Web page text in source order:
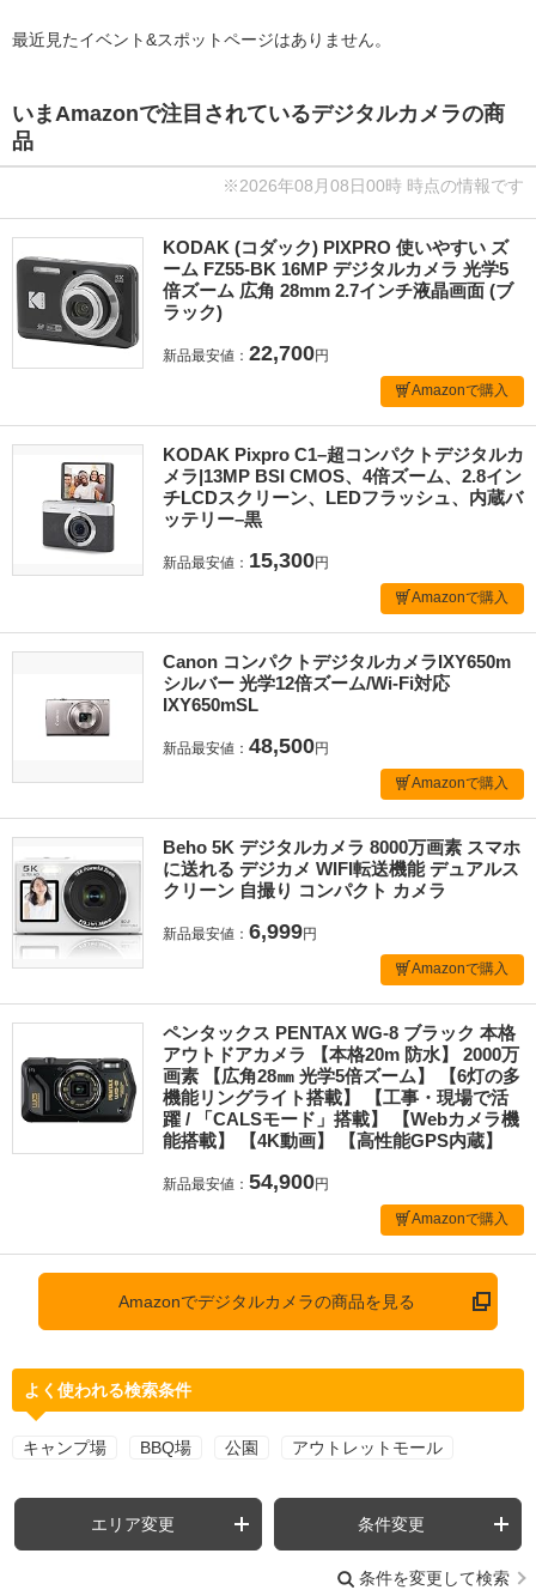
最近見たイベント&スポットページはありません。
いまAmazonで注目されているデジタルカメラの商
品
※2026年08月08日00時 時点の情報です
KODAK (コダック) PIXPRO 使いやすい ズ
ーム FZ55-BK 16MP デジタルカメラ 光学5
倍ズーム 広角 28mm 2.7インチ液晶画面 (ブ
ラック)
新品最安値： 22,700円
Amazonで購入
KODAK Pixpro C1–超コンパクトデジタルカ
メラ|13MP BSI CMOS、4倍ズーム、2.8イン
チLCDスクリーン、LEDフラッシュ、内蔵バ
ッテリー–黒
新品最安値： 15,300円
Amazonで購入
Canon コンパクトデジタルカメラIXY650m
シルバー 光学12倍ズーム/Wi-Fi対応
IXY650mSL
新品最安値： 48,500円
Amazonで購入
Beho 5K デジタルカメラ 8000万画素 スマホ
に送れる デジカメ WIFI転送機能 デュアルス
クリーン 自撮り コンパクト カメラ
新品最安値： 6,999円
Amazonで購入
ペンタックス PENTAX WG-8 ブラック 本格
アウトドアカメラ 【本格20m 防水】 2000万
画素 【広角28㎜ 光学5倍ズーム】 【6灯の多
機能リングライト搭載】 【工事・現場で活
躍 / 「CALSモード」搭載】 【Webカメラ機
能搭載】 【4K動画】 【高性能GPS内蔵】
新品最安値： 54,900円
Amazonで購入
Amazonでデジタルカメラの商品を見る
よく使われる検索条件
キャンプ場 BBQ場 公園 アウトレットモール
エリア変更 条件変更
条件を変更して検索